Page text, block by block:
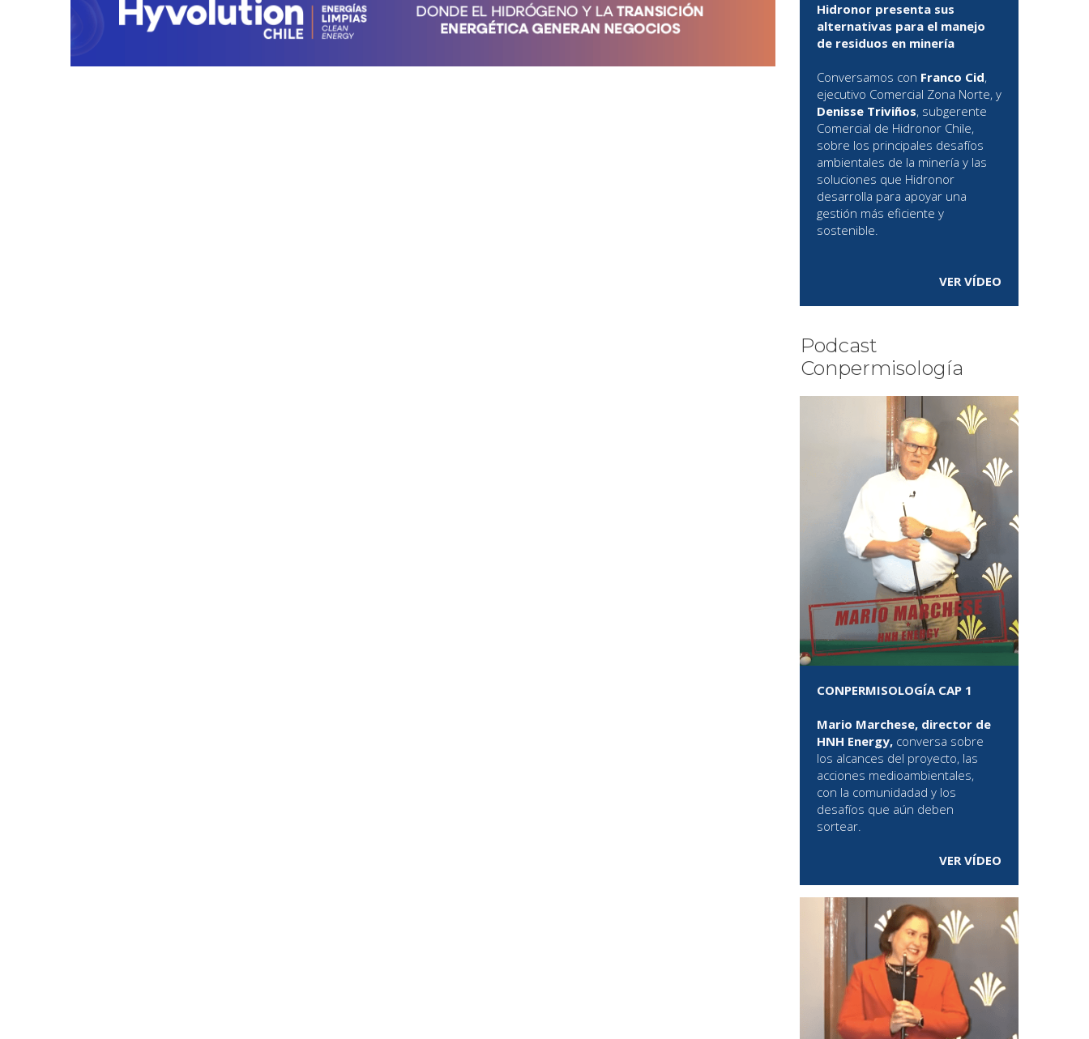
Hidronor presenta sus
alternativas para el manejo
de residuos en minería
Conversamos con Franco Cid,
ejecutivo Comercial Zona Norte, y
Denisse Triviños, subgerente
Comercial de Hidronor Chile,
sobre los principales desafíos
ambientales de la minería y las
soluciones que Hidronor
desarrolla para apoyar una
gestión más eficiente y
sostenible.
VER VÍDEO
Podcast
Conpermisología
CONPERMISOLOGÍA CAP 1
Mario Marchese, director de
HNH Energy, conversa sobre
los alcances del proyecto, las
acciones medioambientales,
con la comunidadad y los
desafíos que aún deben
sortear.
VER VÍDEO